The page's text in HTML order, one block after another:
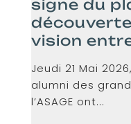
signe du
vision
Jeudi 21 Mai
alumni des
l’ASAGE ont...